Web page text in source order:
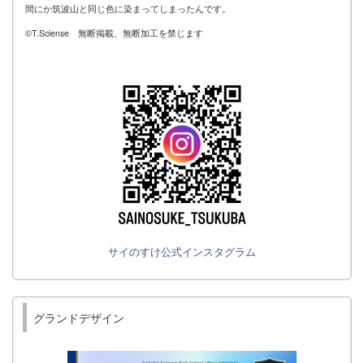
間にか筑波山と同じ色に染まってしまったんです。
©T.Sciense 無断掲載、無断加工を禁じます
サイのすけ公式インスタグラム
グランドデザイン